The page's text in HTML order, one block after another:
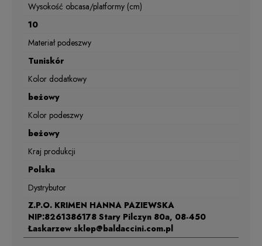
Wysokość obcasa/platformy (cm)
10
Materiał podeszwy
Tuniskór
Kolor dodatkowy
beżowy
Kolor podeszwy
beżowy
Kraj produkcji
Polska
Dystrybutor
Z.P.O. KRIMEN HANNA PAZIEWSKA
NIP:8261386178 Stary Pilczyn 80a, 08-450
Łaskarzew sklep@baldaccini.com.pl